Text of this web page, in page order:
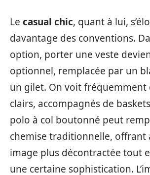
Le casual chic, quant à lui,
davantage des conventions.
option, porter une veste
optionnel, remplacée par un
un gilet. On voit fréquemment
clairs, accompagnés de
polo à col boutonné peut
chemise traditionnelle, offrant
image plus décontractée tout
une certaine sophistication.